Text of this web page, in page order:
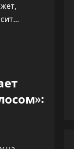
5 месяцев тому